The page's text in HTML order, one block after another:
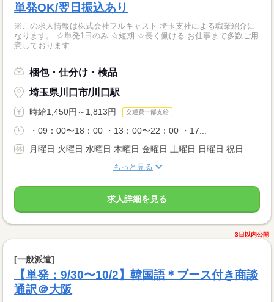
単発OK/翌日振込あり
※この求人情報は株式会社フルキャスト 埼玉支社による職業紹介に
なります。 ☆単発1日のみ ☆短期 ☆長く働ける お仕事まで多数ご用
意しております ...
梱包・仕分け・検品
埼玉県川口市/川口駅
時給1,450円～1,813円 交通費一部支給
・09：00〜18：00 ・13：00〜22：00 ・17...
月曜日 火曜日 水曜日 木曜日 金曜日 土曜日 日曜日 祝日
もっと見る
求人詳細を見る
3日以内公開
[一般派遣]
【単発：9/30〜10/2】韓国語＊ブース付き商談
通訳＠大阪